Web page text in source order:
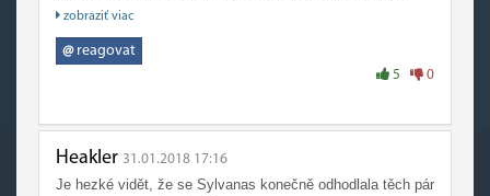
zjednodušená..
zobraziť viac
@reagovat
5 0
Heakler 31.01.2018 17:16
Je hezké vidět, že se Sylvanas konečně odhodlala těch pár